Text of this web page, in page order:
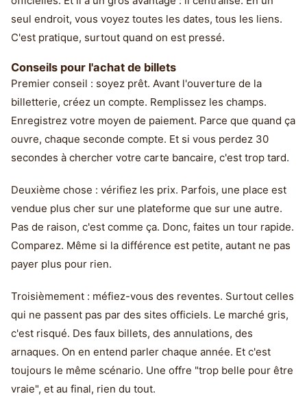
seul endroit, vous voyez toutes les dates, tous les liens.
C'est pratique, surtout quand on est pressé.
Conseils pour l'achat de billets
Premier conseil : soyez prêt. Avant l'ouverture de la
billetterie, créez un compte. Remplissez les champs.
Enregistrez votre moyen de paiement. Parce que quand ça
ouvre, chaque seconde compte. Et si vous perdez 30
secondes à chercher votre carte bancaire, c'est trop tard.
Deuxième chose : vérifiez les prix. Parfois, une place est
vendue plus cher sur une plateforme que sur une autre.
Pas de raison, c'est comme ça. Donc, faites un tour rapide.
Comparez. Même si la différence est petite, autant ne pas
payer plus pour rien.
Troisièmement : méfiez-vous des reventes. Surtout celles
qui ne passent pas par des sites officiels. Le marché gris,
c'est risqué. Des faux billets, des annulations, des
arnaques. On en entend parler chaque année. Et c'est
toujours le même scénario. Une offre "trop belle pour être
vraie", et au final, rien du tout.